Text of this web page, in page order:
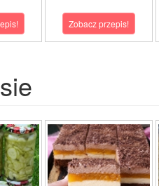
Zobacz przepis!